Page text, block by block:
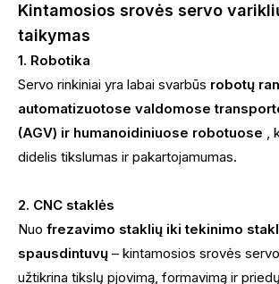
Kintamosios srovės servo
taikymas
1. Robotika
Servo rinkiniai yra labai svarbūs robotų
automatizuotose valdomose
(AGV) ir humanoidiniuose robotuose ,
didelis tikslumas ir pakartojamumas.
2. CNC staklės
Nuo frezavimo staklių iki tekinimo
spausdintuvų – kintamosios srovės
užtikrina tikslų pjovimą, formavimą ir